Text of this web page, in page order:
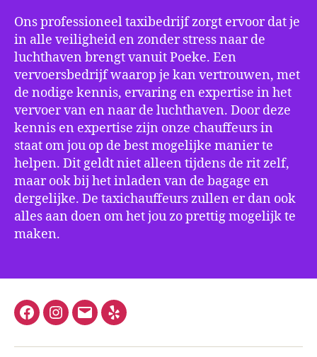
Ons professioneel taxibedrijf zorgt ervoor dat je
in alle veiligheid en zonder stress naar de
luchthaven brengt vanuit Poeke. Een
vervoersbedrijf waarop je kan vertrouwen, met
de nodige kennis, ervaring en expertise in het
vervoer van en naar de luchthaven. Door deze
kennis en expertise zijn onze chauffeurs in
staat om jou op de best mogelijke manier te
helpen. Dit geldt niet alleen tijdens de rit zelf,
maar ook bij het inladen van de bagage en
dergelijke. De taxichauffeurs zullen er dan ook
alles aan doen om het jou zo prettig mogelijk te
maken.
FacebookInstagram
E-
Yelp